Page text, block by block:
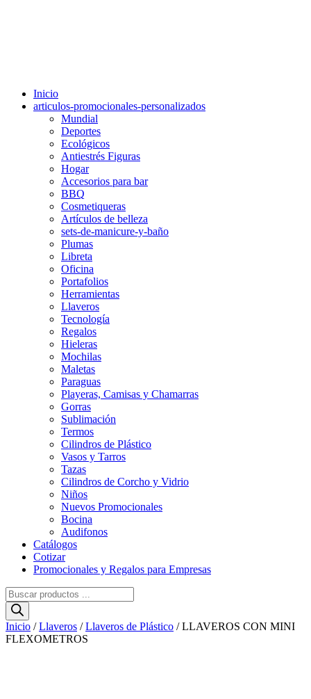
Inicio
articulos-promocionales-personalizados
Mundial
Deportes
Ecológicos
Antiestrés Figuras
Hogar
Accesorios para bar
BBQ
Cosmetiqueras
Artículos de belleza
sets-de-manicure-y-baño
Plumas
Libreta
Oficina
Portafolios
Herramientas
Llaveros
Tecnología
Regalos
Hieleras
Mochilas
Maletas
Paraguas
Playeras, Camisas y Chamarras
Gorras
Sublimación
Termos
Cilindros de Plástico
Vasos y Tarros
Tazas
Cilindros de Corcho y Vidrio
Niños
Nuevos Promocionales
Bocina
Audifonos
Catálogos
Cotizar
Promocionales y Regalos para Empresas
Búsqueda
de
productos
Inicio /Llaveros /Llaveros de Plástico / LLAVEROS CON MINI
FLEXOMETROS